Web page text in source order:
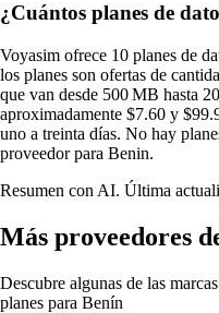
¿Cuántos planes de
Voyasim ofrece 10 planes de
los planes son ofertas de
que van desde 500 MB hasta
aproximadamente $7.60 y
uno a treinta días. No hay
proveedor para Benin.
Resumen con AI. Última
Más proveedores
Descubre algunas de las
planes para Benín